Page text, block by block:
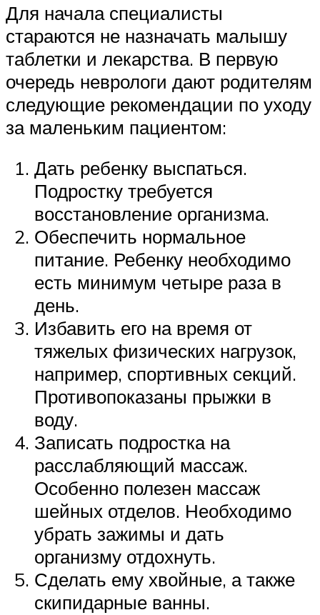
Для начала специалисты
стараются не назначать малышу
таблетки и лекарства. В первую
очередь неврологи дают родителям
следующие рекомендации по уходу
за маленьким пациентом:
Дать ребенку выспаться.
Подростку требуется
восстановление организма.
Обеспечить нормальное
питание. Ребенку необходимо
есть минимум четыре раза в
день.
Избавить его на время от
тяжелых физических нагрузок,
например, спортивных секций.
Противопоказаны прыжки в
воду.
Записать подростка на
расслабляющий массаж.
Особенно полезен массаж
шейных отделов. Необходимо
убрать зажимы и дать
организму отдохнуть.
Сделать ему хвойные, а также
скипидарные ванны.